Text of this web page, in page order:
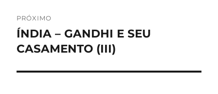
PRÓXIMO
Próximo
post:
ÍNDIA – GANDHI E SEU
CASAMENTO (III)